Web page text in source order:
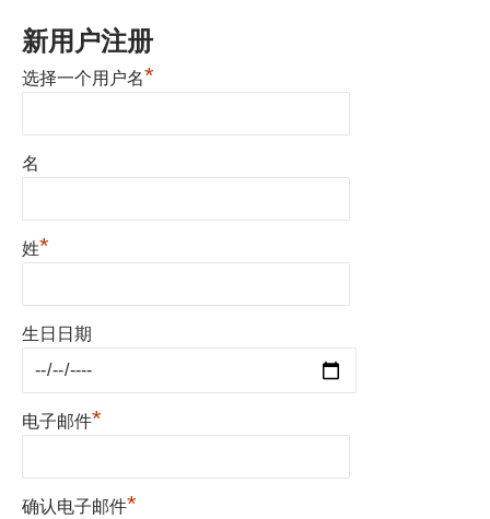
新用户注册
选择一个用户名*
名
姓*
生日日期
电子邮件*
确认电子邮件*